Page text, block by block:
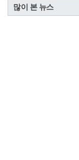
많이 본 뉴스